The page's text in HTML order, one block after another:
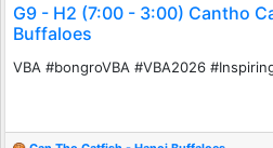
G9 - H2 (7:00 - 3:00) Cantho
Buffaloes
VBA #bongroVBA #VBA2026